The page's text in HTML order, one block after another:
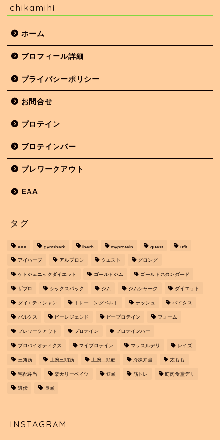
chikamihi
ホーム
プロフィール詳細
プライバシーポリシー
お問合せ
プロテイン
プロテインバー
プレワークアウト
EAA
タグ
eaa gymshark iherb myprotein quest ufit
アイハーブ アルプロン クエスト グロング
ケトジェニックダイエット ゴールドジム ゴールドスタンダード
ザプロ シックスパック ジム ジムシャーク ダイエット
ダイエティシャン トレーニングベルト ナッシュ バイタス
バルクス ビーレジェンド ピープロテイン フォーム
プレワークアウト プロテイン プロテインバー
プロバイオティクス マイプロテイン マッスルデリ レイズ
三角筋 上腕三頭筋 上腕二頭筋 冷凍弁当 太もも
宅配弁当 楽天リーベイツ 短頭 筋トレ 筋肉食堂デリ
遺伝 長頭
INSTAGRAM